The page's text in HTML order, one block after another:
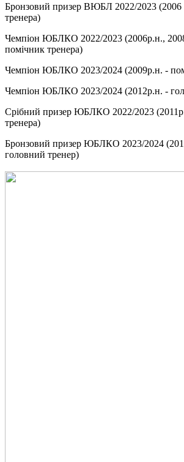
Бронзовий призер ВЮБЛ 2022/2023 (2006
тренера)
Чемпіон ЮБЛКО 2022/2023 (2006р.н.,
помічник тренера)
Чемпіон ЮБЛКО 2023/2024 (2009р.н. -
Чемпіон ЮБЛКО 2023/2024 (2012р.н. -
Срібний призер ЮБЛКО 2022/2023
тренера)
Бронзовий призер ЮБЛКО 2023/2024
головний тренер)